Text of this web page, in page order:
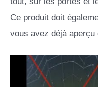
Ce produit doit
vous avez déjà aperçu